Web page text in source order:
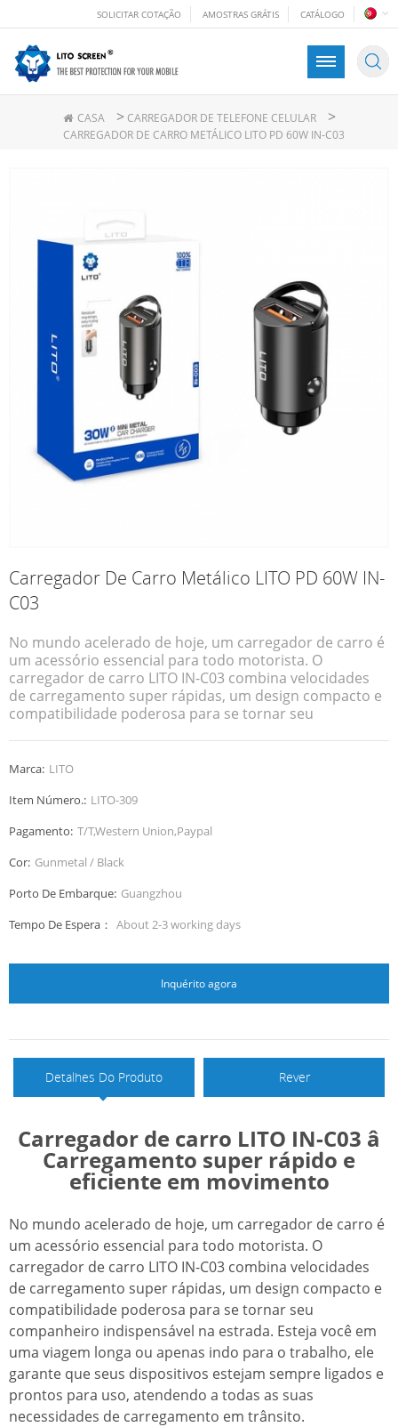
SOLICITAR COTAÇÃO AMOSTRAS GRÁTIS CATÁLOGO
CASA > CARREGADOR DE TELEFONE CELULAR >
CARREGADOR DE CARRO METÁLICO LITO PD 60W IN-C03
Carregador De Carro Metálico LITO PD 60W IN-
C03
No mundo acelerado de hoje, um carregador de carro é
um acessório essencial para todo motorista. O
carregador de carro LITO IN-C03 combina velocidades
de carregamento super rápidas, um design compacto e
compatibilidade poderosa para se tornar seu
garante que seus dispositivos estejam sempre ligados e
necessidades de carregamento em trânsito.
Marca: LITO
Item Número.: LITO-309
Pagamento: T/T,Western Union,Paypal
Cor: Gunmetal / Black
Porto De Embarque: Guangzhou
Tempo De Espera： About 2-3 working days
Inquérito agora
Detalhes Do Produto Rever
Carregador de carro LITO IN-C03 â
Carregamento super rápido e
eficiente em movimento
No mundo acelerado de hoje, um carregador de carro é
um acessório essencial para todo motorista. O
carregador de carro LITO IN-C03 combina velocidades
de carregamento super rápidas, um design compacto e
compatibilidade poderosa para se tornar seu
companheiro indispensável na estrada. Esteja você em
uma viagem longa ou apenas indo para o trabalho, ele
garante que seus dispositivos estejam sempre ligados e
prontos para uso, atendendo a todas as suas
necessidades de carregamento em trânsito.